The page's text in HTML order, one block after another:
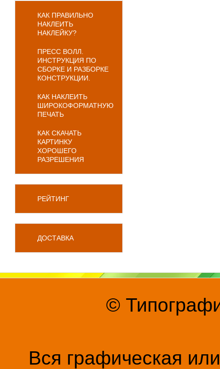
КАК ПРАВИЛЬНО
НАКЛЕИТЬ
НАКЛЕЙКУ?
ПРЕСС ВОЛЛ.
ИНСТРУКЦИЯ ПО
СБОРКЕ И РАЗБОРКЕ
КОНСТРУКЦИИ.
КАК НАКЛЕИТЬ
ШИРОКОФОРМАТНУЮ
ПЕЧАТЬ
КАК СКАЧАТЬ
КАРТИНКУ
ХОРОШЕГО
РАЗРЕШЕНИЯ
РЕЙТИНГ
ДОСТАВКА
©
Вся графическая